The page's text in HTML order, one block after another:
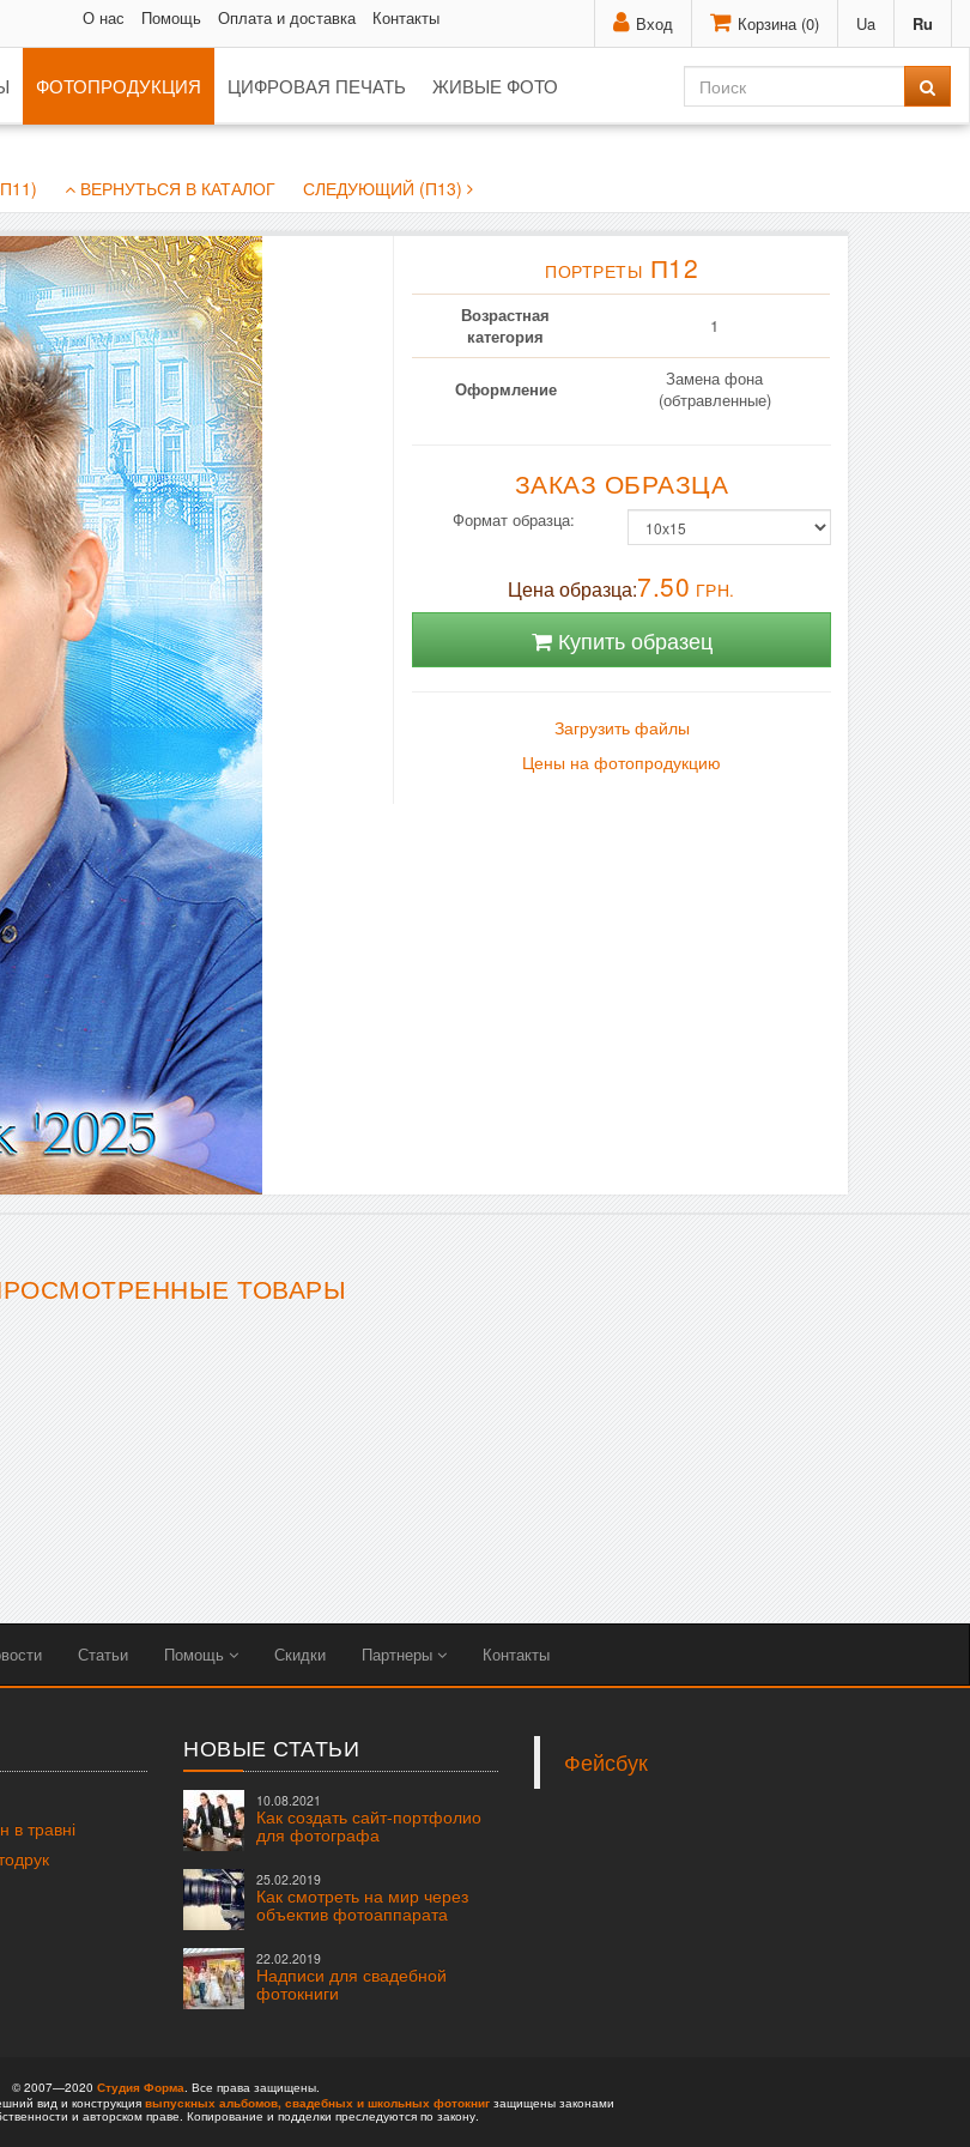
Вход Корзина (0) Ua Ru
О нас Помощь Оплата и доставка Контакты
ФОТОПРОДУКЦИЯ ЦИФРОВАЯ ПЕЧАТЬ ЖИВЫЕ ФОТО
ВЕРНУТЬСЯ В КАТАЛОГ СЛЕДУЮЩИЙ (П13)
ПОРТРЕТЫ П12
Возрастная
категория
1
Оформление
Замена фона
(обтравленные)
ЗАКАЗ ОБРАЗЦА
Формат образца:
Цена образца:7.50 ГРН.
Купить образец
Загрузить файлы
Цены на фотопродукцию
ТОВАРЫ
Статьи Помощь Скидки Партнеры Контакты
в травні
НОВЫЕ СТАТЬИ
10.08.2021
Как создать сайт-портфолио
для фотографа
25.02.2019
Как смотреть на мир через
объектив фотоаппарата
22.02.2019
Надписи для свадебной
фотокниги
Фейсбук
© 2007—2020 Студия Форма . Все права защищены.
вид и конструкция выпускных альбомов, свадебных и школьных фотокниг защищены законами
и авторском праве. Копирование и подделки преследуются по закону.